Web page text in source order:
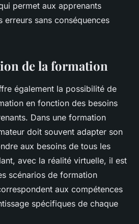
permet aux apprenants
erreurs sans conséquences
de la formation
également la possibilité de
en fonction des besoins
Dans une formation
doit souvent adapter son
aux besoins de tous les
avec la réalité virtuelle, il est
scénarios de formation
aux compétences
spécifiques de chaque